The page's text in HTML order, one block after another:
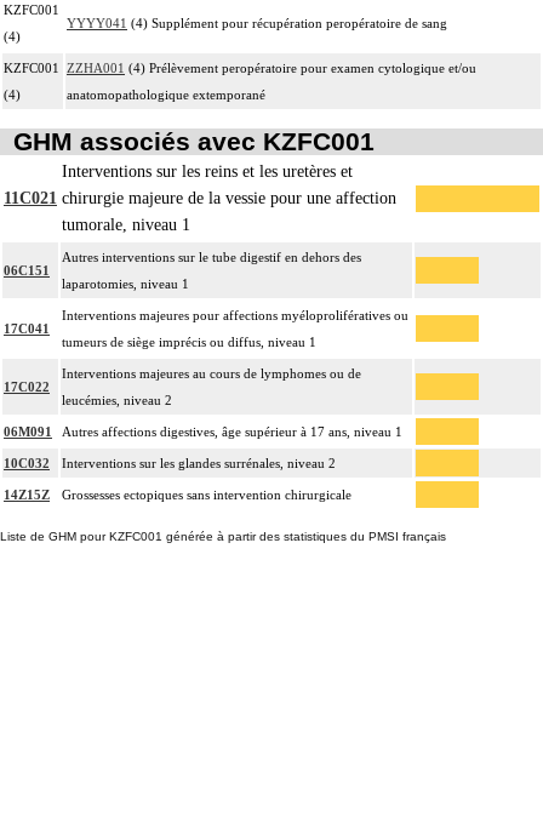
KZFC001
(4)
YYYY041 (4) Supplément pour récupération peropératoire de sang
KZFC001
(4)
ZZHA001 (4) Prélèvement peropératoire pour examen cytologique et/ou
anatomopathologique extemporané
GHM associés avec KZFC001
11C021
Interventions sur les reins et les uretères et
chirurgie majeure de la vessie pour une affection
tumorale, niveau 1
06C151
Autres interventions sur le tube digestif en dehors des
laparotomies, niveau 1
17C041
Interventions majeures pour affections myéloprolifératives ou
tumeurs de siège imprécis ou diffus, niveau 1
17C022
Interventions majeures au cours de lymphomes ou de
leucémies, niveau 2
06M091 Autres affections digestives, âge supérieur à 17 ans, niveau 1
10C032 Interventions sur les glandes surrénales, niveau 2
14Z15Z Grossesses ectopiques sans intervention chirurgicale
Liste de GHM pour KZFC001 générée à partir des statistiques du PMSI français